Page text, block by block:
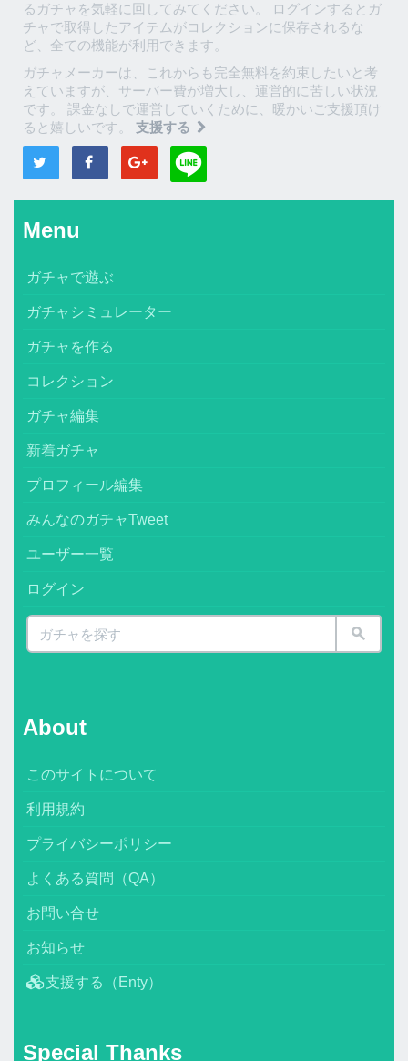
るガチャを気軽に回してみてください。 ログインするとガ
チャで取得したアイテムがコレクションに保存されるな
ど、全ての機能が利用できます。
ガチャメーカーは、これからも完全無料を約束したいと考
えていますが、サーバー費が増大し、運営的に苦しい状況
です。 課金なしで運営していくために、暖かいご支援頂け
ると嬉しいです。 支援する
Menu
ガチャで遊ぶ
ガチャシミュレーター
ガチャを作る
コレクション
ガチャ編集
新着ガチャ
プロフィール編集
みんなのガチャTweet
ユーザー一覧
ログイン
About
このサイトについて
利用規約
プライバシーポリシー
よくある質問（QA）
お問い合せ
お知らせ
支援する（Enty）
Special Thanks